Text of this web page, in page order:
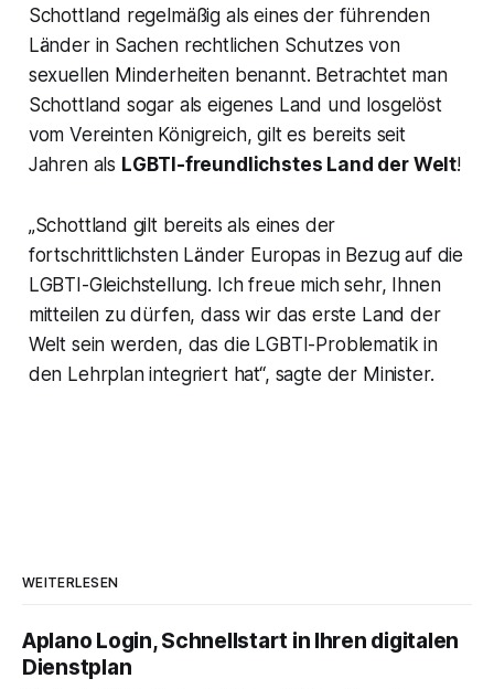
Schottland regelmäßig als eines der führenden
Länder in Sachen rechtlichen Schutzes von
sexuellen Minderheiten benannt. Betrachtet man
Schottland sogar als eigenes Land und losgelöst
vom Vereinten Königreich, gilt es bereits seit
Jahren als LGBTI-freundlichstes Land der Welt!
„Schottland gilt bereits als eines der
fortschrittlichsten Länder Europas in Bezug auf die
LGBTI-Gleichstellung. Ich freue mich sehr, Ihnen
mitteilen zu dürfen, dass wir das erste Land der
Welt sein werden, das die LGBTI-Problematik in
den Lehrplan integriert hat“, sagte der Minister.
WEITERLESEN
Aplano Login, Schnellstart in Ihren digitalen
Dienstplan